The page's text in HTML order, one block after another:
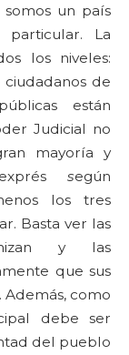
un país
La
los niveles:
de
están
Judicial no
mayoría y
según
los tres
Basta ver las
y las
que sus
como
debe ser
del pueblo